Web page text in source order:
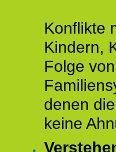
Konflikte
Kindern,
Folge
denen
keine